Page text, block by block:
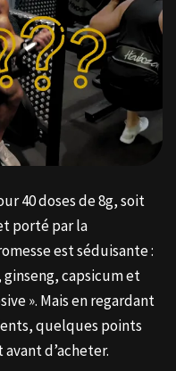
40 doses de 8g, soit
porté par la
est séduisante :
capsicum et
». Mais en regardant
quelques points
d’acheter.